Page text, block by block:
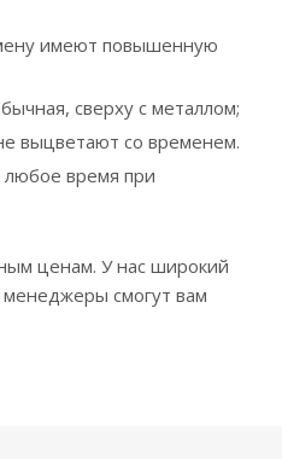
имеют повышенную
сверху с металлом;
выцветают со временем.
любое время при
ценам. У нас широкий
смогут вам